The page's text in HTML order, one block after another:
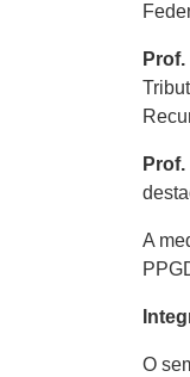
A
O